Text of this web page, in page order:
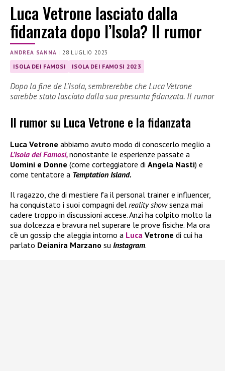
Luca Vetrone lasciato dalla
fidanzata dopo l’Isola? Il rumor
ANDREA SANNA | 28 LUGLIO 2023
ISOLA DEI FAMOSI ISOLA DEI FAMOSI 2023
Dopo la fine de L’Isola, sembrerebbe che Luca Vetrone
sarebbe stato lasciato dalla sua presunta fidanzata. Il rumor
Il rumor su Luca Vetrone e la fidanzata
Luca Vetrone abbiamo avuto modo di conoscerlo meglio a
L’Isola dei Famosi,nonostante le esperienze passate a
Uomini e Donne (come corteggiatore di Angela Nasti) e
come tentatore a Temptation Island.
Il ragazzo, che di mestiere fa il personal trainer e influencer,
ha conquistato i suoi compagni del reality showsenza mai
cadere troppo in discussioni accese. Anzi ha colpito molto la
sua dolcezza e bravura nel superare le prove fisiche. Ma ora
c’è un gossip che aleggia intorno a Luca Vetrone di cui ha
parlato Deianira Marzano su Instagram.